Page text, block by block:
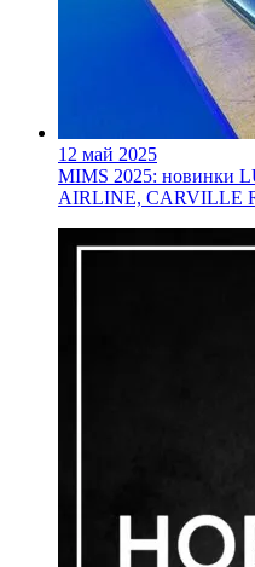
12 май 2025
MIMS 2025: новинки
AIRLINE, CARVILLE